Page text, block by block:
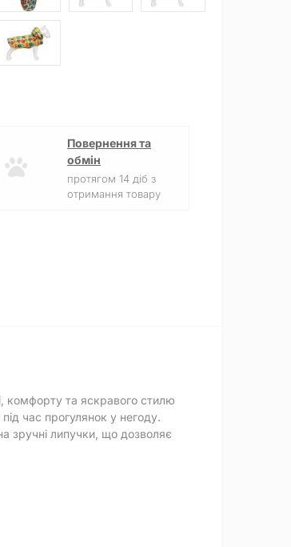
Повернення та
обмін
протягом 14 діб з
отримання товару
комфорту та яскравого стилю
час прогулянок у негоду.
зручні липучки, що дозволяє